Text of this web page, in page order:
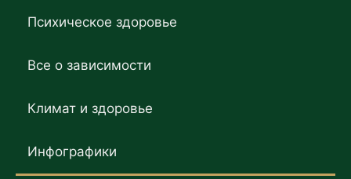
Психическое здоровье
Все о зависимости
Климат и здоровье
Инфографики